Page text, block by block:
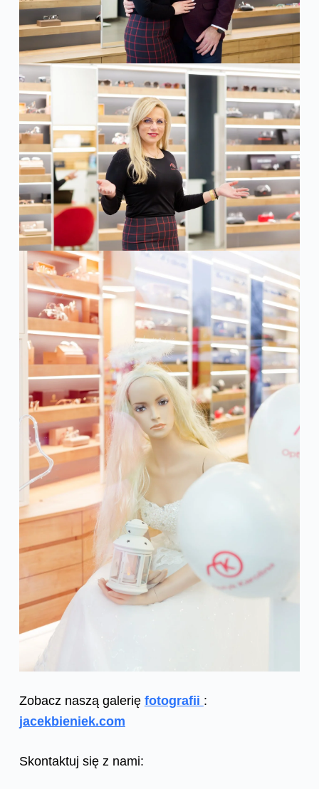
Zobacz naszą galerię fotografii :
jacekbieniek.com
Skontaktuj się z nami: